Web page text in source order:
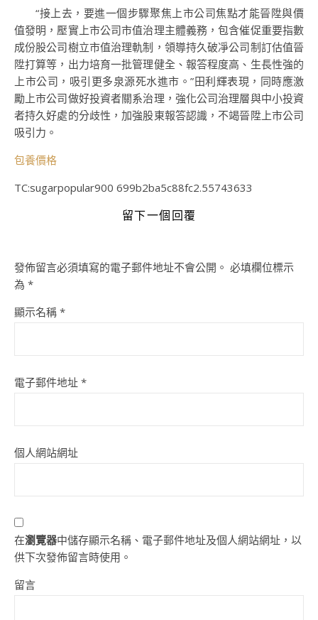
“接上去，要進一個步驟聚焦上市公司焦點才能晉陞與價
值發明，壓實上市公司市值治理主體義務，包含催促重要指數
成份股公司樹立市值治理軌制，領導持久破凈公司制訂估值晉
陞打算等，出力培育一批管理健全、報答程度高、生長性強的
上市公司，吸引更多泉源死水進市。”田利輝表現，同時應激
勵上市公司做好投資者關系治理，強化公司治理層與中小投資
者持久好處的分歧性，加強股東報答認識，不竭晉陞上市公司
吸引力。
包養價格
TC:sugarpopular900 699b2ba5c88fc2.55743633
留下一個回覆
發佈留言必須填寫的電子郵件地址不會公開。 必填欄位標示
為 *
顯示名稱 *
電子郵件地址 *
個人網站網址
在瀏覽器中儲存顯示名稱、電子郵件地址及個人網站網址，以
供下次發佈留言時使用。
留言